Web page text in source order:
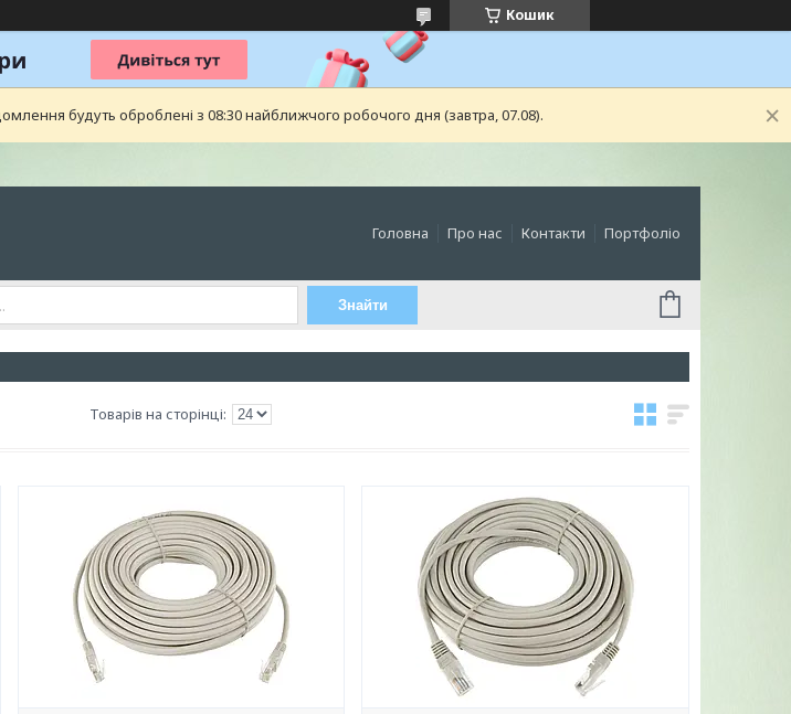
Кошик
будуть оброблені з 08:30 найближчого робочого дня (завтра, 07.08).
Головна Про нас Контакти Портфоліо
Знайти